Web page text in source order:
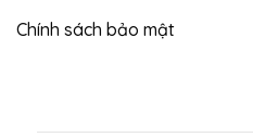
Chính sách bảo mật